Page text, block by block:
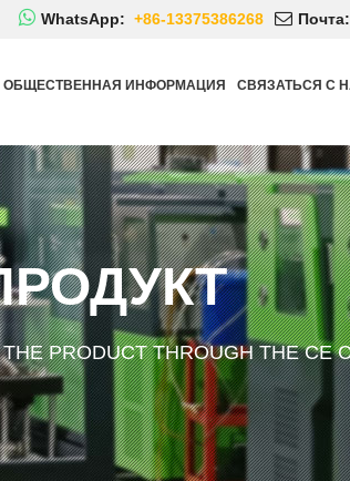
WhatsApp: +86-13375386268 Почта:
ОБЩЕСТВЕННАЯ ИНФОРМАЦИЯ СВЯЗАТЬСЯ С
PRODUCT THROUGH THE CE